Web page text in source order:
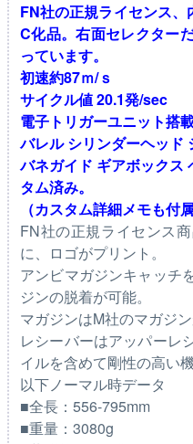
FN社の正規ライセンス
C化品。右面セレクター
っています。
初速約87ｍ/ｓ
サイクル値 20.1発/sec
電子トリガーユニット搭
バレル シリンダーヘッド
バネガイド ギアボックス
タム済み。
（カスタム詳細メモも付
FN社の正規ライセンス
に、ロゴがプリント。
アンビマガジンキャッチ
ジンの脱着が可能。
マガジンはM社のマガジン
レシーバーはアッパーレ
イルを含めて剛性の高い機
以下ノーマル時データ
■全長：556-795mm
■重量：3080g